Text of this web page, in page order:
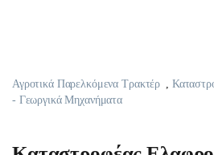
Αγροτικά Παρελκόμενα Τρακτέρ
- Γεωργικά Μηχανήματα